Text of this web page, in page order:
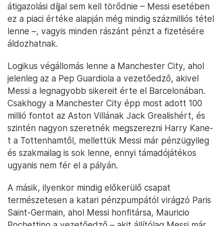
átigazolási díjjal sem kell törődnie – Messi esetében
ez a piaci értéke alapján még mindig százmilliós tétel
lenne –, vagyis minden rászánt pénzt a fizetésére
áldozhatnak.
Logikus végállomás lenne a Manchester City, ahol
jelenleg az a Pep Guardiola a vezetőedző, akivel
Messi a legnagyobb sikereit érte el Barcelonában.
Csakhogy a Manchester City épp most adott 100
millió fontot az Aston Villának Jack Grealishért, és
szintén nagyon szeretnék megszerezni Harry Kane-
t a Tottenhamtől, mellettük Messi már pénzügyileg
és szakmailag is sok lenne, ennyi támadójátékos
ugyanis nem fér el a pályán.
A másik, ilyenkor mindig előkerülő csapat
természetesen a katari pénzpumpától virágzó Paris
Saint-Germain, ahol Messi honfitársa, Mauricio